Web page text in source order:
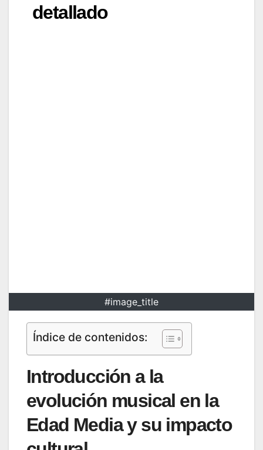
detallado
#image_title
Índice de contenidos:
Introducción a la
evolución musical en la
Edad Media y su impacto